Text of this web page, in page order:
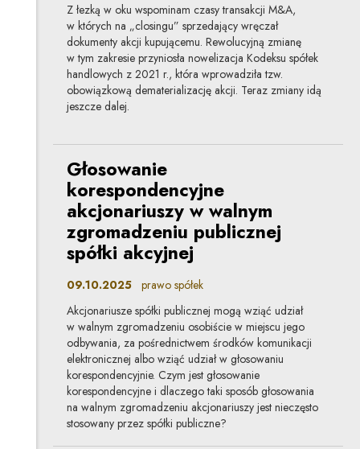
Z łezką w oku wspominam czasy transakcji M&A,
w których na „closingu” sprzedający wręczał
dokumenty akcji kupującemu. Rewolucyjną zmianę
w tym zakresie przyniosła nowelizacja Kodeksu spółek
handlowych z 2021 r., która wprowadziła tzw.
obowiązkową dematerializację akcji. Teraz zmiany idą
jeszcze dalej.
Głosowanie
korespondencyjne
akcjonariuszy w walnym
zgromadzeniu publicznej
spółki akcyjnej
09.10.2025 prawo spółek
Akcjonariusze spółki publicznej mogą wziąć udział
w walnym zgromadzeniu osobiście w miejscu jego
odbywania, za pośrednictwem środków komunikacji
elektronicznej albo wziąć udział w głosowaniu
korespondencyjnie. Czym jest głosowanie
korespondencyjne i dlaczego taki sposób głosowania
na walnym zgromadzeniu akcjonariuszy jest nieczęsto
stosowany przez spółki publiczne?